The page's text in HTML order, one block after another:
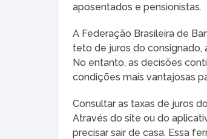
aposentados e pensionistas.
A Federação Brasileira de
teto de juros do consignado,
No entanto, as decisões
condições mais vantajosas
Consultar as taxas de juros
Através do site ou do
precisar sair de casa. Essa